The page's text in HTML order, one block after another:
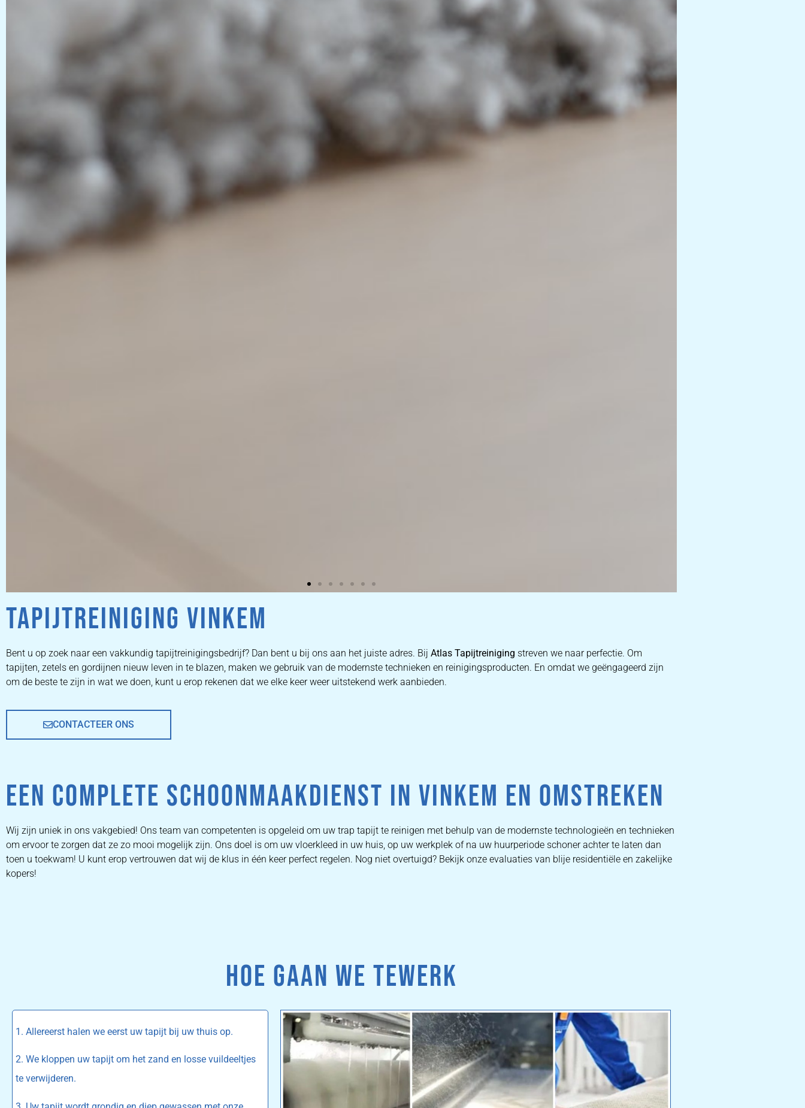
ZETEL
REINIGEN
ZETEL REINIGEN DOOR
PRIJZEN
TAPIJTREINIGING VINKEM
Bent u op zoek naar een vakkundig tapijtreinigingsbedrijf? Dan bent u bij ons aan het juiste adres. Bij Atlas Tapijtreiniging streven we naar perfectie. Om
tapijten, zetels en gordijnen nieuw leven in te blazen, maken we gebruik van de modernste technieken en reinigingsproducten. En omdat we geëngageerd zijn
om de beste te zijn in wat we doen, kunt u erop rekenen dat we elke keer weer uitstekend werk aanbieden.
CONTACTEER ONS
EEN COMPLETE SCHOONMAAKDIENST IN VINKEM EN OMSTREKEN
Wij zijn uniek in ons vakgebied! Ons team van competenten is opgeleid om uw trap tapijt te reinigen met behulp van de modernste technologieën en technieken
om ervoor te zorgen dat ze zo mooi mogelijk zijn. Ons doel is om uw vloerkleed in uw huis, op uw werkplek of na uw huurperiode schoner achter te laten dan
toen u toekwam! U kunt erop vertrouwen dat wij de klus in één keer perfect regelen. Nog niet overtuigd? Bekijk onze evaluaties van blije residentiële en zakelijke
kopers!
HOE GAAN WE TEWERK
1. Allereerst halen we eerst uw tapijt bij uw thuis op.
2. We kloppen uw tapijt om het zand en losse vuildeeltjes
te verwijderen.